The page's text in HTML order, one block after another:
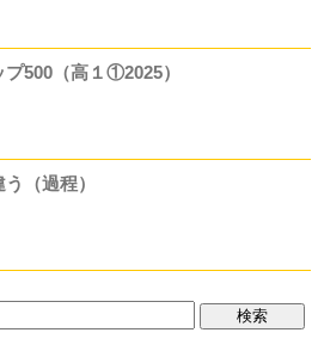
500（高１①2025）
（過程）